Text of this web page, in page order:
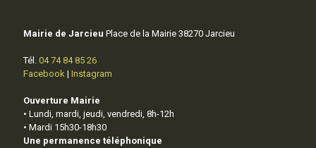
Mairie de Jarcieu Place de la Mairie 38270 Jarcieu
Tél. 04 74 84 85 26
Facebook | Instagram
Ouverture Mairie
• Lundi, mardi, jeudi, vendredi, 8h-12h
• Mardi 15h30-18h30
Une permanence téléphonique